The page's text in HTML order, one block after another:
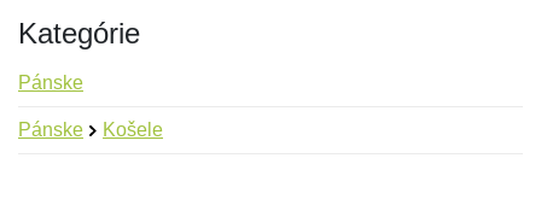
Kategórie
Pánske
Pánske Košele